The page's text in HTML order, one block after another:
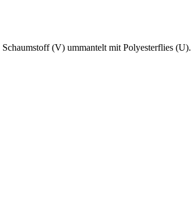
(V) ummantelt mit Polyesterflies (U).